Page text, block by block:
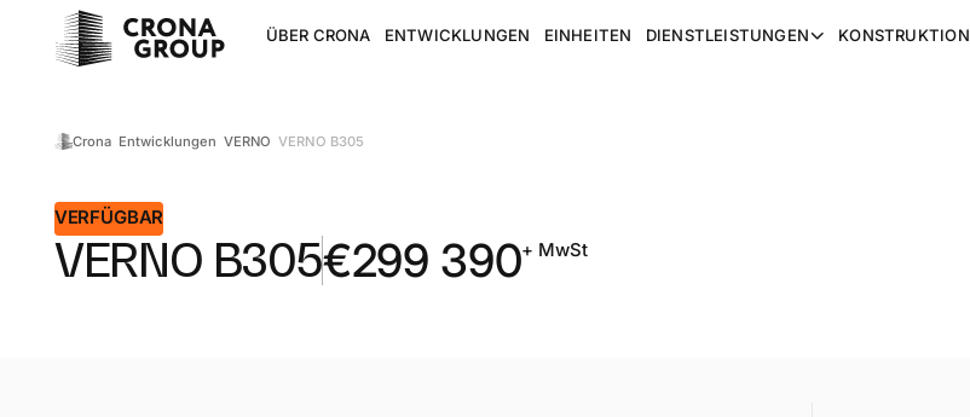
ÜBER CRONA ENTWICKLUNGEN EINHEITEN DIENSTLEISTUNGEN KONSTRUKTION
Crona Entwicklungen VERNO VERNO B305
VERFÜGBAR
VERNO B305€299 390+ MwSt